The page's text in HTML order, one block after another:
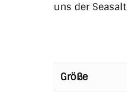
uns der
Größe